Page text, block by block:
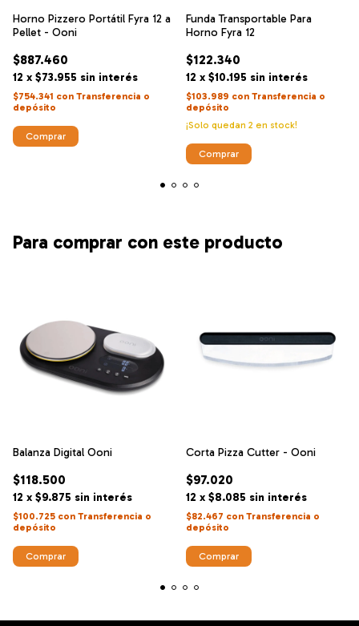
Horno Pizzero Portátil Fyra 12 a
Pellet - Ooni
$887.460
12 x $73.955 sin interés
$754.341 con Transferencia o
depósito
Funda Transportable Para
Horno Fyra 12
$122.340
12 x $10.195 sin interés
$103.989 con Transferencia o
depósito
¡Solo quedan 2 en stock!
Para comprar con este producto
Balanza Digital Ooni
$118.500
12 x $9.875 sin interés
$100.725 con Transferencia o
depósito
Corta Pizza Cutter - Ooni
$97.020
12 x $8.085 sin interés
$82.467 con Transferencia o
depósito